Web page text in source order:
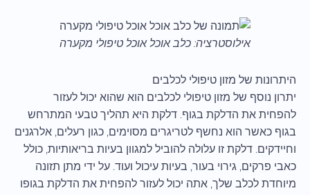
אילוסטרציה: כלב אוכל אוכל טיפולי מקערה
היתרונות של מזון טיפולי לכלבים
יתרון נוסף של מזון טיפולי לכלבים הוא שהוא יכול לעזור
להפחית את הדלקת בגוף. דלקת היא תהליך טבעי המתרחש
בגוף כאשר הוא נחשף לטריגרים מסוימים, כגון רעלים, אלרגנים
וחיידקים. דלקת זו עלולה להוביל למגוון בעיות בריאותיות, כולל
כאבי פרקים, גירוי בעור, בעיות עיכול ועוד. על ידי מתן תזונה
מיוחדת לכלב שלך, אתה יכול לעזור להפחית את הדלקת בגופו